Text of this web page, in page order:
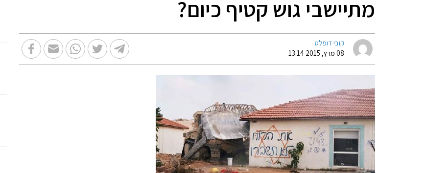
מתיישבי גוש קטיף כיום?
קובי דופלט
08 מרץ, 2015 13:14